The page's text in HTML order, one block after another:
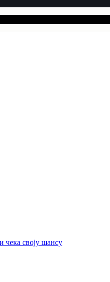
чека своју шансу